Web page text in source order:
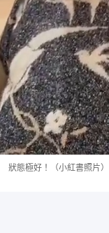
狀態極好！（小紅書照片）